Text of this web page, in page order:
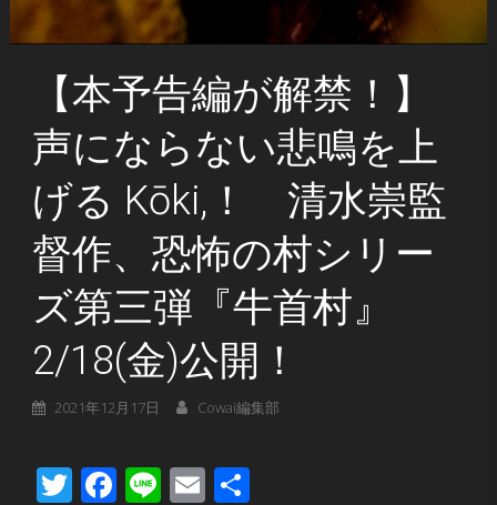
【本予告編が解禁！】
声にならない悲鳴を上
げる Kōki,！ 清水崇監
督作、恐怖の村シリー
ズ第三弾『牛首村』
2/18(金)公開！
2021年12月17日 Cowai編集部
Twitter
Facebook
LineEmail